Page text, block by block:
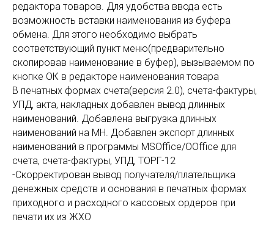
редактора товаров. Для удобства ввода есть
возможность вставки наименования из буфера
обмена. Для этого необходимо выбрать
соответствующий пункт меню(предварительно
скопировав наименование в буфер), вызываемом по
кнопке ОК в редакторе наименования товара
В печатных формах счета(версия 2.0), счета-фактуры,
УПД, акта, накладных добавлен вывод длинных
наименований. Добавлена выгрузка длинных
наименований на МН. Добавлен экспорт длинных
наименований в программы MSOffice/OOffice для
счета, счета-фактуры, УПД, ТОРГ-12
-Скорректирован вывод получателя/плательщика
денежных средств и основания в печатных формах
приходного и расходного кассовых ордеров при
печати их из ЖХО